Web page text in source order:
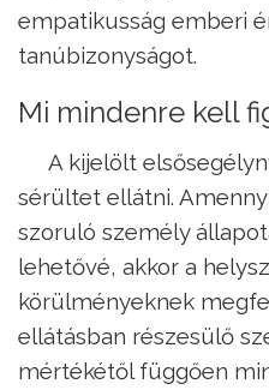
empatikusság emberi
tanúbizonyságot.
Mi mindenre kell
A kijelölt
sérültet ellátni.
szoruló személy
lehetővé, akkor a
körülményeknek
ellátásban részesülő
mértékétől függően